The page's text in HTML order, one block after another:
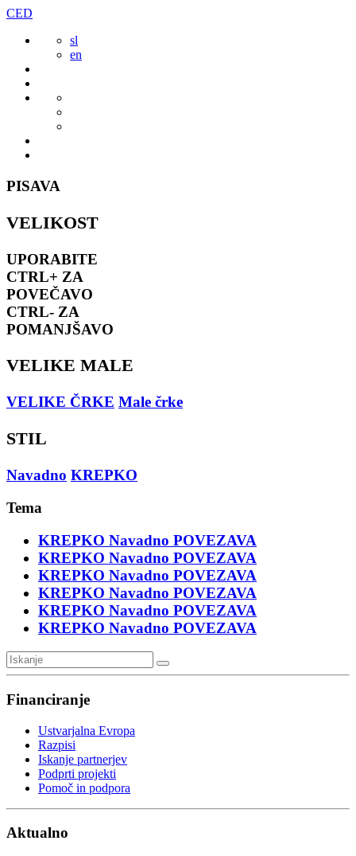
Preskoči
vsebine
CED
sl
en
PISAVA
VELIKOST
UPORABITE
CTRL+ ZA
POVEČAVO
CTRL- ZA
POMANJŠAVO
VELIKE MALE
VELIKE ČRKE Male črke
STIL
Navadno KREPKO
Tema
KREPKO Navadno POVEZAVA
KREPKO Navadno POVEZAVA
KREPKO Navadno POVEZAVA
KREPKO Navadno POVEZAVA
KREPKO Navadno POVEZAVA
KREPKO Navadno POVEZAVA
Financiranje
Ustvarjalna Evropa
Razpisi
Iskanje partnerjev
Podprti projekti
Pomoč in podpora
Aktualno